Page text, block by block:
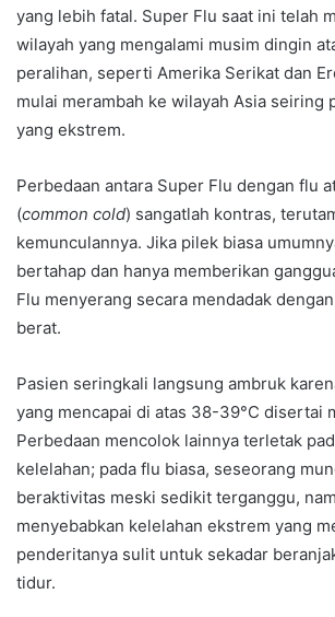
yang lebih fatal. Super Flu saat ini telah
wilayah yang mengalami musim dingin
peralihan, seperti Amerika Serikat dan
mulai merambah ke wilayah Asia seiring
yang ekstrem.
Perbedaan antara Super Flu dengan flu
(common cold) sangatlah kontras,
kemunculannya. Jika pilek biasa
bertahap dan hanya memberikan
Flu menyerang secara mendadak
berat.
Pasien seringkali langsung ambruk
yang mencapai di atas 38-39°C disertai
Perbedaan mencolok lainnya terletak
kelelahan; pada flu biasa, seseorang
beraktivitas meski sedikit terganggu,
menyebabkan kelelahan ekstrem yang
penderitanya sulit untuk sekadar
tidur.